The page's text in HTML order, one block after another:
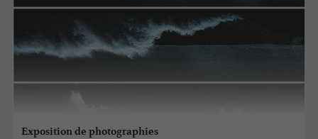
Exposition de photographies